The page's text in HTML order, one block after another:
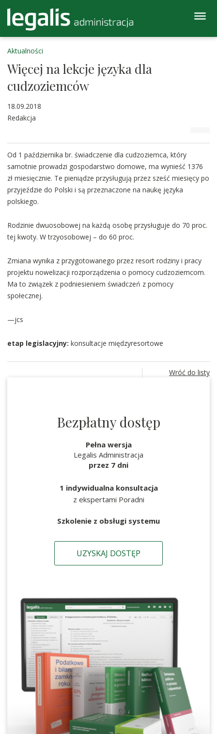
Aktualności
Więcej na lekcje języka dla
cudzoziemców
18.09.2018
Redakcja
Od 1 października br. świadczenie dla cudzoziemca, który
samotnie prowadzi gospodarstwo domowe, ma wynieść 1376
zł miesięcznie. Te pieniądze przysługują przez sześć miesięcy po
przyjeździe do Polski i są przeznaczone na naukę języka
polskiego.
Rodzinie dwuosobowej na każdą osobę przysługuje do 70 proc.
tej kwoty. W trzyosobowej – do 60 proc.
Zmiana wynika z przygotowanego przez resort rodziny i pracy
projektu nowelizacji rozporządzenia o pomocy cudzoziemcom.
Ma to związek z podniesieniem świadczeń z pomocy
społecznej.
—jcs
etap legislacyjny: konsultacje międzyresortowe
Wróć do listy
Bezpłatny dostęp
Pełna wersja
Legalis Administracja
przez 7 dni
1 indywidualna konsultacja
z ekspertami Poradni
Szkolenie z obsługi systemu
UZYSKAJ DOSTĘP